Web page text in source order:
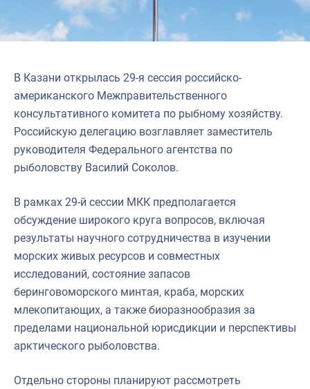
В Казани открылась 29-я сессия российско-
американского Межправительственного
консультативного комитета по рыбному хозяйству.
Российскую делегацию возглавляет заместитель
руководителя Федерального агентства по
рыболовству Василий Соколов.
В рамках 29-й сессии МКК предполагается
обсуждение широкого круга вопросов, включая
результаты научного сотрудничества в изучении
морских живых ресурсов и совместных
исследований, состояние запасов
беринговоморского минтая, краба, морских
млекопитающих, а также биоразнообразия за
пределами национальной юрисдикции и перспективы
арктического рыболовства.
Отдельно стороны планируют рассмотреть